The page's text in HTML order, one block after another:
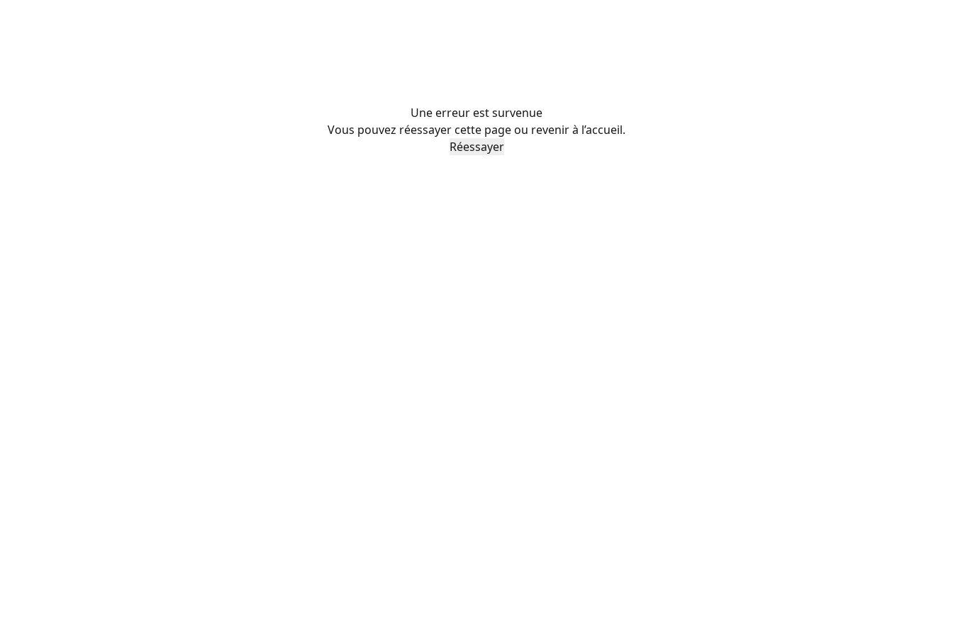
Une erreur est survenue
Vous pouvez réessayer cette page ou revenir à l’accueil.
Réessayer